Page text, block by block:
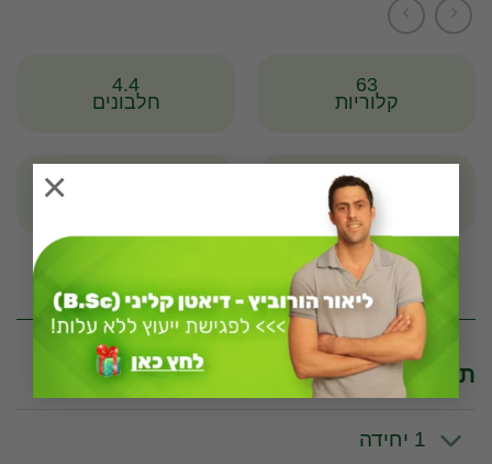
×
63
קלוריות
4.4
חלבונים
2
שומנים
* לפי יחידה מדידה של 100 גרם
תכונות וערכים תזונתיים לפי יחידת מידה
1 יחידה